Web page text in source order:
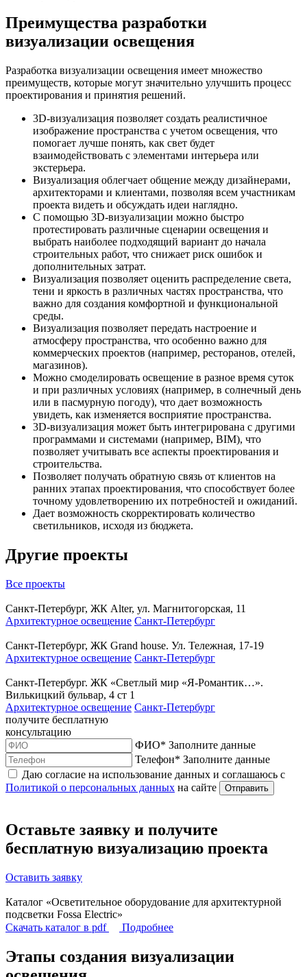
Преимущества разработки
визуализации освещения
Разработка визуализации освещения имеет множество
преимуществ, которые могут значительно улучшить процесс
проектирования и принятия решений.
3D-визуализация позволяет создать реалистичное
изображение пространства с учетом освещения, что
помогает лучше понять, как свет будет
взаимодействовать с элементами интерьера или
экстерьера.
Визуализация облегчает общение между дизайнерами,
архитекторами и клиентами, позволяя всем участникам
проекта видеть и обсуждать идеи наглядно.
С помощью 3D-визуализации можно быстро
протестировать различные сценарии освещения и
выбрать наиболее подходящий вариант до начала
строительных работ, что снижает риск ошибок и
дополнительных затрат.
Визуализация позволяет оценить распределение света,
тени и яркость в различных частях пространства, что
важно для создания комфортной и функциональной
среды.
Визуализация позволяет передать настроение и
атмосферу пространства, что особенно важно для
коммерческих проектов (например, ресторанов, отелей,
магазинов).
Можно смоделировать освещение в разное время суток
и при различных условиях (например, в солнечный день
или в пасмурную погоду), что дает возможность
увидеть, как изменяется восприятие пространства.
3D-визуализация может быть интегрирована с другими
программами и системами (например, BIM), что
позволяет учитывать все аспекты проектирования и
строительства.
Позволяет получать обратную связь от клиентов на
ранних этапах проектирования, что способствует более
точному удовлетворению их потребностей и ожиданий.
Дает возможность скорректировать количество
светильников, исходя из бюджета.
Другие проекты
Все проекты
Санкт-Петербург, ЖК Alter, ул. Магнитогорская, 11
Архитектурное освещение Санкт-Петербург
Санкт-Петербург, ЖК Grand house. Ул. Тележная, 17-19
Архитектурное освещение Санкт-Петербург
Санкт-Петербург. ЖК «Светлый мир «Я-Романтик…».
Вилькицкий бульвар, 4 ст 1
Архитектурное освещение Санкт-Петербург
получите бесплатную
консультацию
ФИО* Заполните данные
Телефон* Заполните данные
Даю согласие на использование данных и соглашаюсь с
Политикой о персональных данных на сайте Отправить
Оставьте заявку и получите
бесплатную визуализацию проекта
Оставить заявку
Каталог «Осветительное оборудование для архитектурной
подсветки Fossa Electric»
Скачать каталог в pdf
Подробнее
Этапы создания визуализации